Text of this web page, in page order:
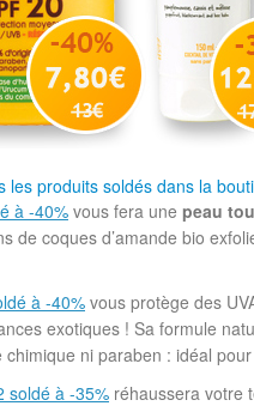
les produits soldés dans la
à -40% vous fera une peau
de coques d’amande bio
à -40% vous protège des
exotiques ! Sa formule
ni paraben : idéal
soldé à -35% réhaussera votre